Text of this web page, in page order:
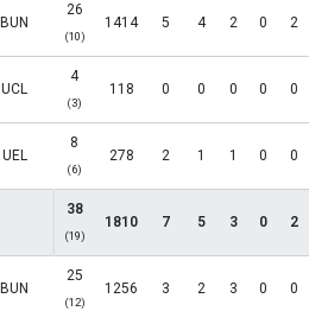
BUN
26
(10)
1414 5 4 2 0 2
UCL
4
(3)
118 0 0 0 0 0
UEL
8
(6)
278 2 1 1 0 0
38
(19)
1810 7 5 3 0 2
BUN
25
(12)
1256 3 2 3 0 0